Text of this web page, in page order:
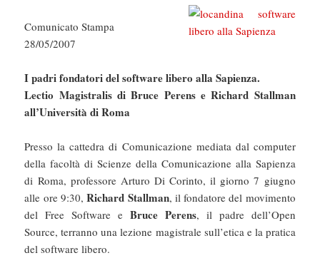
Comunicato Stampa
28/05/2007
I padri fondatori del software libero alla Sapienza.
Lectio Magistralis di Bruce Perens e Richard Stallman
all’Università di Roma
Presso la cattedra di Comunicazione mediata dal computer
della facoltà di Scienze della Comunicazione alla Sapienza
di Roma, professore Arturo Di Corinto, il giorno 7 giugno
alle ore 9:30,Richard Stallman, il fondatore del movimento
del Free Software e Bruce Perens, il padre dell’Open
Source, terranno una lezione magistrale sull’etica e la pratica
del software libero.